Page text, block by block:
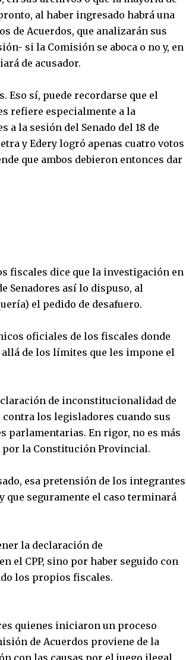
al haber ingresado habrá una
de Acuerdos, que analizarán sus
si la Comisión se aboca o no y, en
de acusador.
Eso sí, puede recordarse que el
refiere especialmente a la
a la sesión del Senado del 18 de
y Edery logró apenas cuatro votos
que ambos debieron entonces dar
fiscales dice que la investigación en
Senadores así lo dispuso, al
el pedido de desafuero.
oficiales de los fiscales donde
allá de los límites que les impone el
de inconstitucionalidad de
contra los legisladores cuando sus
parlamentarias. En rigor, no es más
por la Constitución Provincial.
esa pretensión de los integrantes
que seguramente el caso terminará
la declaración de
el CPP, sino por haber seguido con
los propios fiscales.
quienes iniciaron un proceso
de Acuerdos proviene de la
con las causas por el juego ilegal.